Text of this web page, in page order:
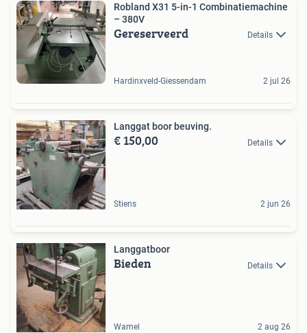
Robland X31 5-in-1 Combinatiemachine
– 380V
Gereserveerd Details
Hardinxveld-Giessendam 2 jul 26
Langgat boor beuving.
€ 150,00 Details
Stiens 2 jun 26
Langgatboor
Bieden Details
Wamel 2 aug 26